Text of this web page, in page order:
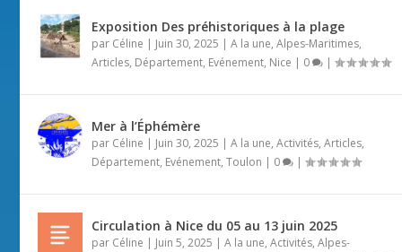
Exposition Des préhistoriques à la plage
par Céline | Juin 30, 2025 |A la une,Alpes-Maritimes,
Articles, Département, Evénement, Nice | 0 |
Mer à l’Éphémère
par Céline | Juin 30, 2025 |A la une,Activités,Articles,
Département, Evénement,Toulon | 0 |
Circulation à Nice du 05 au 13 juin 2025
par Céline | Juin 5, 2025 |A la une,Activités,Alpes-